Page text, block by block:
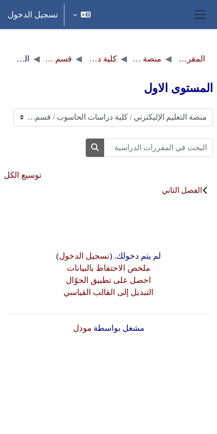
تسجيل الدخول
المقررات الدراسية منصة التعليم الإليكترني كلية دراسات الحاسوب قسم تقانة المعلومات المستوى الاول
المستوى الاول
تصنيفات المقررات
البحث في المقررات الدراسية
البحث في المقررات الدراسية
توسيع الكل
الفصل الثاني
لم يتم دخولك. (تسجيل الدخول)
ملخص الاحتفاظ بالبيانات
احصل على تطبيق الجوّال
التبديل إلى القالب القياسي
مشغل بواسطة مودل